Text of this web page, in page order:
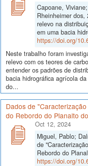
Capoane,
Rheinheimer
relevo na
em uma bacia
https://doi.org/
Neste trabalho foram
relevo com os teores de
entender os padrões de
bacia hidrográfica agrícola
do...
Dados de
do Rebordo do Planalto
Oct 12, 2024
Miguel, Pablo;
de
Rebordo do
https://doi.org/